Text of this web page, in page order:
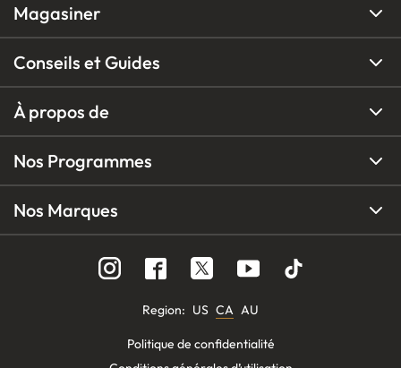
Magasiner
Conseils et Guides
À propos de
Nos Programmes
Nos Marques
Region: US CA AU
Politique de confidentialité